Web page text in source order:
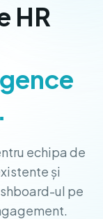
HR
echipa de
și
ul pe